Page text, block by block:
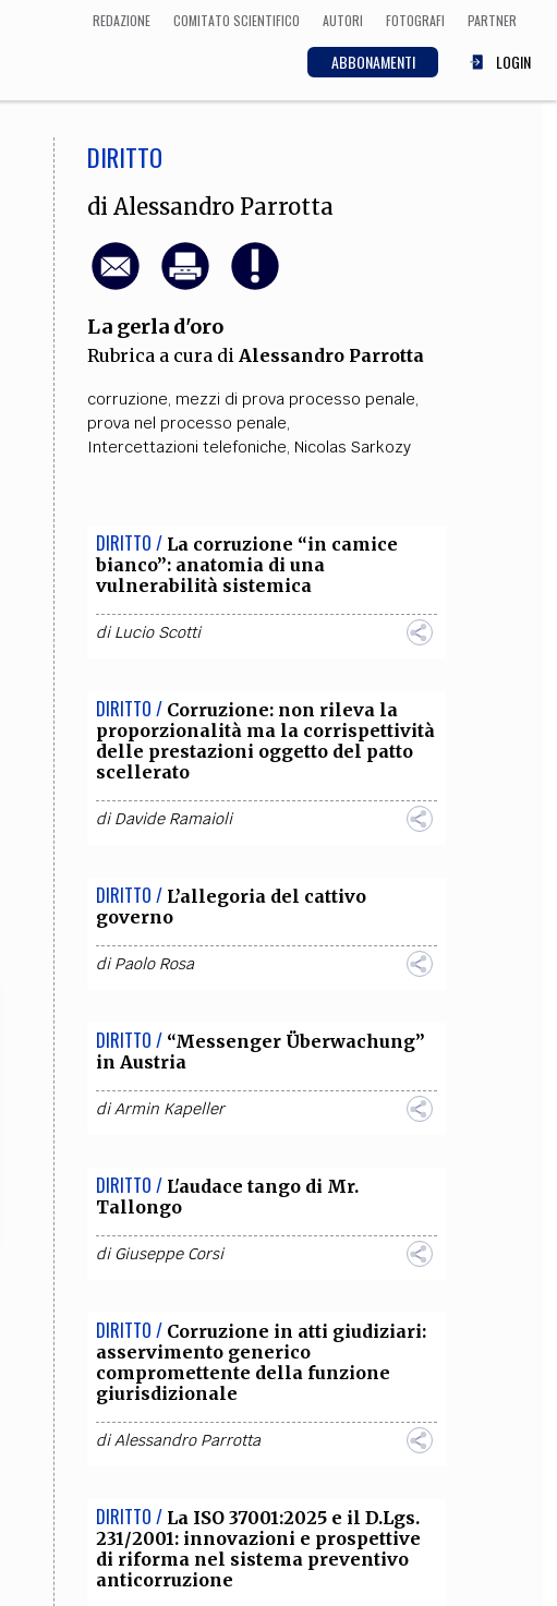
REDAZIONE COMITATO SCIENTIFICO AUTORI FOTOGRAFI PARTNER
ABBONAMENTI LOGIN
ECONOMIA
Matematica, Fisica,
Biologia, Cifrematica,
CULTURA
Arte, Cinema, Musica,
Letteratura
COLLABORA CON NOI
DIRITTO
di Alessandro Parrotta
La gerla d'oro
Rubrica a cura di Alessandro Parrotta
corruzione, mezzi di prova processo penale,
prova nel processo penale,
Intercettazioni telefoniche, Nicolas Sarkozy
DIRITTO / La corruzione “in camice
bianco”: anatomia di una
vulnerabilità sistemica
diLucio Scotti
DIRITTO / Corruzione: non rileva la
proporzionalità ma la corrispettività
delle prestazioni oggetto del patto
scellerato
diDavide Ramaioli
DIRITTO / L’allegoria del cattivo
governo
diPaolo Rosa
DIRITTO / “Messenger Überwachung”
in Austria
diArmin Kapeller
DIRITTO / L'audace tango di Mr.
Tallongo
diGiuseppe Corsi
DIRITTO / Corruzione in atti giudiziari:
asservimento generico
compromettente della funzione
giurisdizionale
diAlessandro Parrotta
DIRITTO / La ISO 37001:2025 e il D.Lgs.
231/2001: innovazioni e prospettive
di riforma nel sistema preventivo
anticorruzione